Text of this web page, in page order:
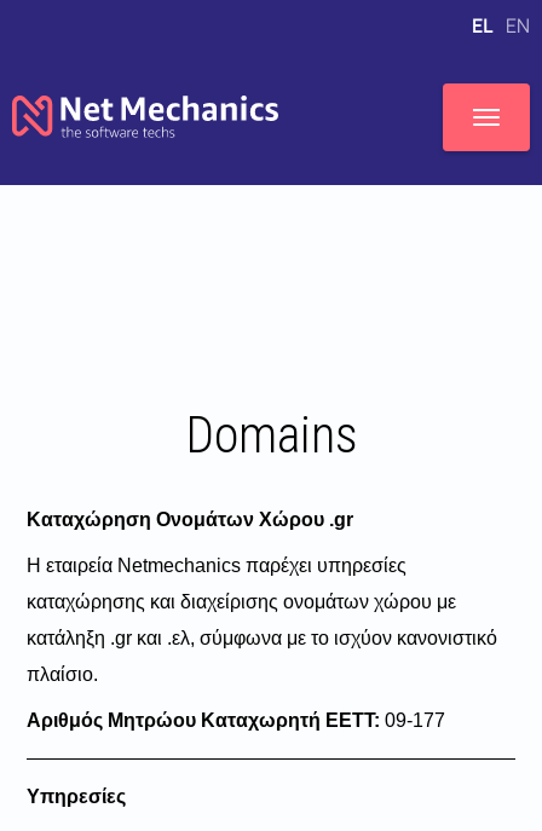
EL EN
Skip navigation MENU
Domains
Καταχώρηση Ονομάτων Χώρου .gr
Η εταιρεία Netmechanics παρέχει υπηρεσίες
καταχώρησης και διαχείρισης ονομάτων χώρου με
κατάληξη .gr και .ελ, σύμφωνα με το ισχύον κανονιστικό
πλαίσιο.
Αριθμός Μητρώου Καταχωρητή ΕΕΤΤ: 09-177
Υπηρεσίες